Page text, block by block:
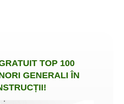
TOP 100
GENERALI ÎN
!